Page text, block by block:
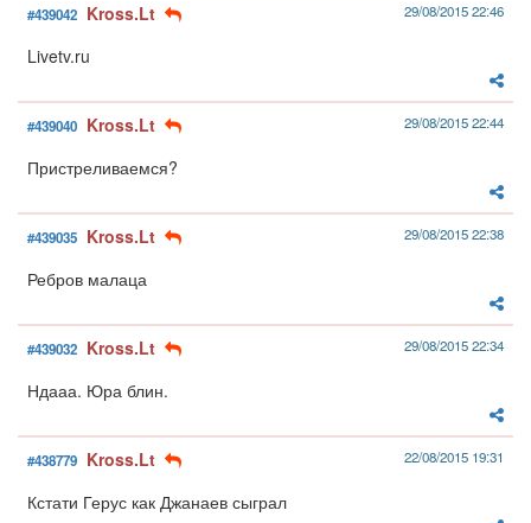
#439042 Kross.Lt 29/08/2015 22:46
Livetv.ru
#439040 Kross.Lt 29/08/2015 22:44
Пристреливаемся?
#439035 Kross.Lt 29/08/2015 22:38
Ребров малаца
#439032 Kross.Lt 29/08/2015 22:34
Ндааа. Юра блин.
#438779 Kross.Lt 22/08/2015 19:31
Кстати Герус как Джанаев сыграл